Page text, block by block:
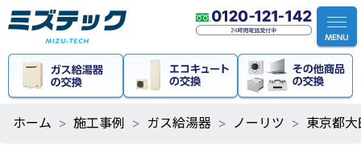
ホーム 施工事例 ガス給湯器 ノーリツ 東京都